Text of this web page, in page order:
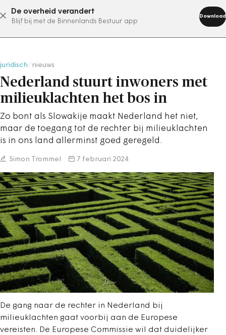
De overheid verandert
Blijf bij met de Binnenlands Bestuur app
Download
abonneer nu
juridisch nieuws
Nederland stuurt inwoners met
milieuklachten het bos in
Zo bont als Slowakije maakt Nederland het niet,
maar de toegang tot de rechter bij milieuklachten
is in ons land allerminst goed geregeld.
Simon Trommel 7 februari 2024
De gang naar de rechter in Nederland bij
milieuklachten gaat voorbij aan de Europese
vereisten. De Europese Commissie wil dat duidelijker